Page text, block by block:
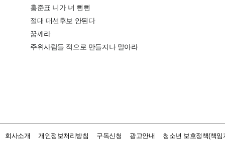
회사소개 개인정보처리방침 구독신청 광고안내 청소년 보호정책(책임